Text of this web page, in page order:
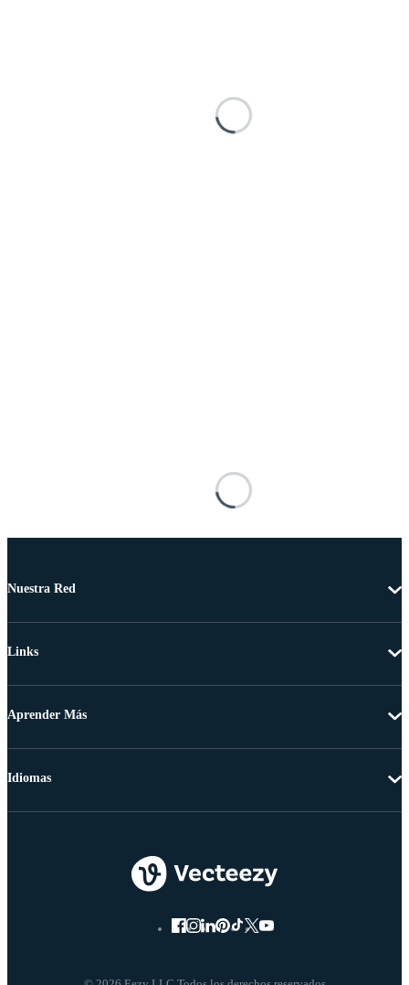
Nuestra Red
Links
Aprender Más
Idiomas